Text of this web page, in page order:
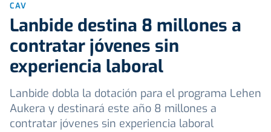
CAV
Lanbide destina 8 millones a
contratar jóvenes sin
experiencia laboral
Lanbide dobla la dotación para el programa Lehen
Aukera y destinará este año 8 millones a
contratar jóvenes sin experiencia laboral